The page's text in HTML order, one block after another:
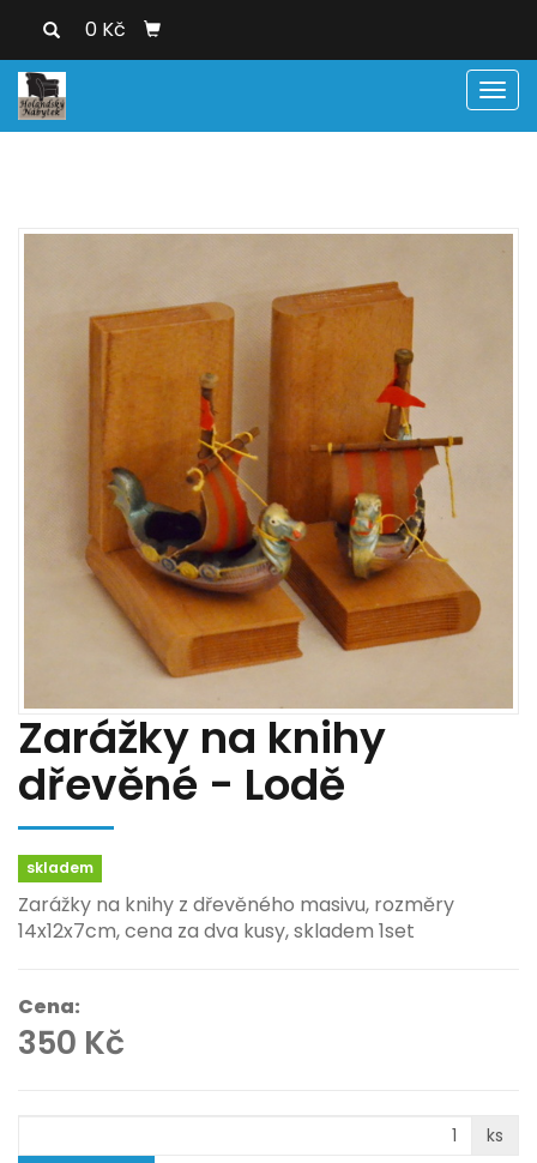
0 Kč
Zarážky na knihy
dřevěné - Lodě
skladem
Zarážky na knihy z dřevěného masivu, rozměry
14x12x7cm, cena za dva kusy, skladem 1set
Cena:
350 Kč
ks